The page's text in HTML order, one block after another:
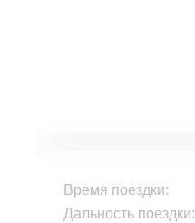
Время поездки:
Дальность поездки: